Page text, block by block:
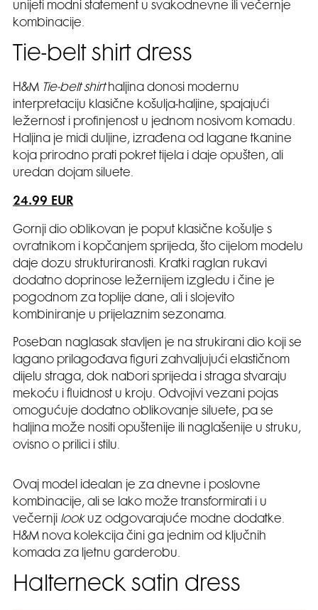
unijeti modni statement u svakodnevne ili večernje
kombinacije.
Tie-belt shirt dress
H&M Tie-belt shirthaljina donosi modernu
interpretaciju klasične košulja-haljine, spajajući
ležernost i profinjenost u jednom nosivom komadu.
Haljina je midi duljine, izrađena od lagane tkanine
koja prirodno prati pokret tijela i daje opušten, ali
uredan dojam siluete.
24.99 EUR
Gornji dio oblikovan je poput klasične košulje s
ovratnikom i kopčanjem sprijeda, što cijelom modelu
daje dozu strukturiranosti. Kratki raglan rukavi
dodatno doprinose ležernijem izgledu i čine je
pogodnom za toplije dane, ali i slojevito
kombiniranje u prijelaznim sezonama.
Poseban naglasak stavljen je na strukirani dio koji se
lagano prilagođava figuri zahvaljujući elastičnom
dijelu straga, dok nabori sprijeda i straga stvaraju
mekoću i fluidnost u kroju. Odvojivi vezani pojas
omogućuje dodatno oblikovanje siluete, pa se
haljina može nositi opuštenije ili naglašenije u struku,
ovisno o prilici i stilu.
Ovaj model idealan je za dnevne i poslovne
kombinacije, ali se lako može transformirati i u
večernji lookuz odgovarajuće modne dodatke.
H&M nova kolekcija čini ga jednim od ključnih
komada za ljetnu garderobu.
Halterneck satin dress